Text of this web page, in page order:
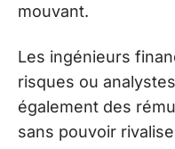
mouvant.
Les ingénieurs
risques ou
également des
sans pouvoir